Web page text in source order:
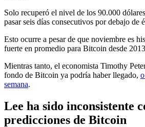
Solo recuperó el nivel de los 90.000
pasar seis días consecutivos por debajo de
Esto ocurre a pesar de que noviembre es
fuerte en promedio para Bitcoin desde
Mientras tanto, el economista Timothy
fondo de Bitcoin ya podría haber llegado,
semana.
Lee ha sido inconsistente
predicciones de Bitcoin